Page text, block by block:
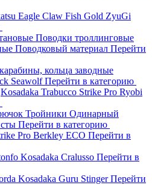
Eagle Claw Fish Gold ZyuGi
Поводки троллинговые
Поводковый материал Перейти
кольца заводные
SeawolfПерейти в категорию
Kosadaka Trabucco Strike Pro Ryobi
Тройники Одинарный
Перейти в категорию
Pro Berkley ECO Перейти в
Kosadaka Cralusso Перейти в
Kosadaka Guru StingerПерейти